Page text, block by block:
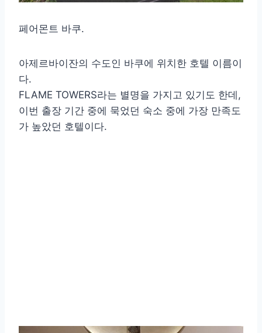
페어몬트 바쿠.
아제르바이잔의 수도인 바쿠에 위치한 호텔 이름이
다.
FLAME TOWERS라는 별명을 가지고 있기도 한데,
이번 출장 기간 중에 묵었던 숙소 중에 가장 만족도
가 높았던 호텔이다.